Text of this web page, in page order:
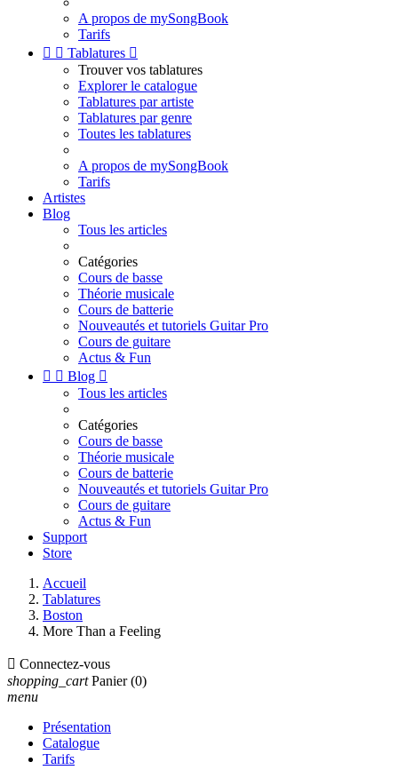
A propos de mySongBook
Tarifs
  Tablatures 
Trouver vos tablatures
Explorer le catalogue
Tablatures par artiste
Tablatures par genre
Toutes les tablatures
A propos de mySongBook
Tarifs
Artistes
Blog
Tous les articles
Catégories
Cours de basse
Théorie musicale
Cours de batterie
Nouveautés et tutoriels Guitar Pro
Cours de guitare
Actus & Fun
  Blog 
Tous les articles
Catégories
Cours de basse
Théorie musicale
Cours de batterie
Nouveautés et tutoriels Guitar Pro
Cours de guitare
Actus & Fun
Support
Store
Accueil
Tablatures
Boston
More Than a Feeling
 Connectez-vous
shopping_cart Panier (0)
menu
Présentation
Catalogue
Tarifs